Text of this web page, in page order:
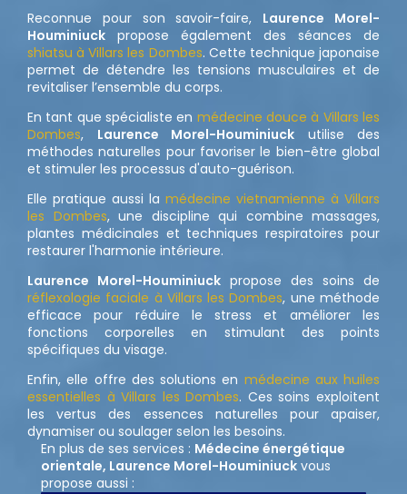
Reconnue pour son savoir-faire, Laurence Morel-
Houminiuck propose également des séances de
shiatsu à Villars les Dombes. Cette technique japonaise
permet de détendre les tensions musculaires et de
revitaliser l’ensemble du corps.
En tant que spécialiste en médecine douce à Villars les
Dombes, Laurence Morel-Houminiuck utilise des
méthodes naturelles pour favoriser le bien-être global
et stimuler les processus d'auto-guérison.
Elle pratique aussi la médecine vietnamienne à Villars
les Dombes, une discipline qui combine massages,
plantes médicinales et techniques respiratoires pour
restaurer l'harmonie intérieure.
Laurence Morel-Houminiuck propose des soins de
réflexologie faciale à Villars les Dombes, une méthode
efficace pour réduire le stress et améliorer les
fonctions corporelles en stimulant des points
spécifiques du visage.
Enfin, elle offre des solutions en médecine aux huiles
essentielles à Villars les Dombes. Ces soins exploitent
les vertus des essences naturelles pour apaiser,
dynamiser ou soulager selon les besoins.
En plus de ses services : Médecine énergétique
orientale, Laurence Morel-Houminiuck vous
propose aussi :